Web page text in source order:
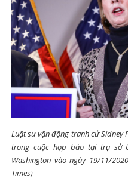
Luật sư vận động tranh cử Sidney
trong cuộc họp báo tại trụ sở
Washington vào ngày 19/11/
Times)